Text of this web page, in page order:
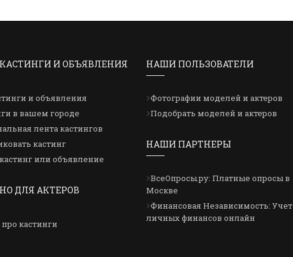
И ОБЪЯВЛЕНИЯ
и объявления
в вашем городе
лента кастингов
кастинг
или объявление
ДЛЯ АКТЕРОВ
кастинги
НАШИ ПОЛЬЗОВАТЕЛИ
Фотографии моделей и актеров
Подобрать моделей и актеров
НАШИ ПАРТНЕРЫ
ВсеОпросы.ру: Платные опросы в
Москве
Финансовая Независимость: Учет
личных финансов онлайн